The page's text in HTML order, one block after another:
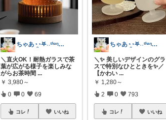
ちゃあ◔̯◔‪𖤐˒˒ᵗʱᵃᵑᵏᵧₒᵤ
＼直火OK！耐熱ガラスで茶
葉が広がる様子を楽しみな
がらお茶時間 ...
￥ 3,980～
0 0 69
コレ いいね
ちゃあ◔̯◔‪𖤐˒˒ᵗʱᵃᵑᵏᵧₒᵤ
＼✨ 美しいデザインのグラ
スで特別なひとときを✨／
【かわい ...
￥ 1,280～
2 0 793
コレ いいね